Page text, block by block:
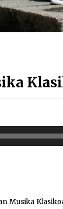
Musika